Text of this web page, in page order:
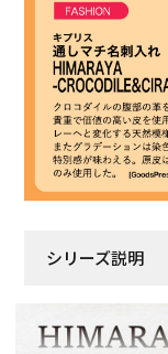
シリーズ説明